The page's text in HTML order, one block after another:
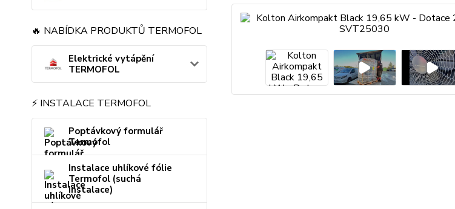
🔥 NABÍDKA PRODUKTŮ TERMOFOL
Elektrické vytápění
TERMOFOL
⚡ INSTALACE TERMOFOL
Poptávkový formulář
Termofol
Instalace uhlíkové fólie
Termofol (suchá
instalace)